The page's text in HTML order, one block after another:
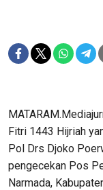
Fitri 1443 Hijriah
Pol Drs Djoko
pengecekan Pos
Narmada,